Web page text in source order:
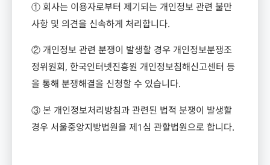
① 회사는 이용자로부터 제기되는 개인정보 관련 불만
사항 및 의견을 신속하게 처리합니다.
② 개인정보 관련 분쟁이 발생할 경우 개인정보분쟁조
정위원회, 한국인터넷진흥원 개인정보침해신고센터 등
을 통해 분쟁해결을 신청할 수 있습니다.
③ 본 개인정보처리방침과 관련된 법적 분쟁이 발생할
경우 서울중앙지방법원을 제1 심 관할법원으로 합니다.